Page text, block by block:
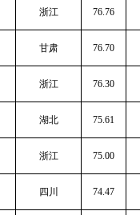
浙江 76.76
甘肃 76.70
浙江 76.30
湖北 75.61
浙江 75.00
四川 74.47